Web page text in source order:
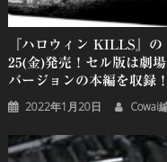
『ハロウィン KILLS』
25(金)発売！セル版は劇
バージョンの本編を収録
2022年1月20日 Cowai